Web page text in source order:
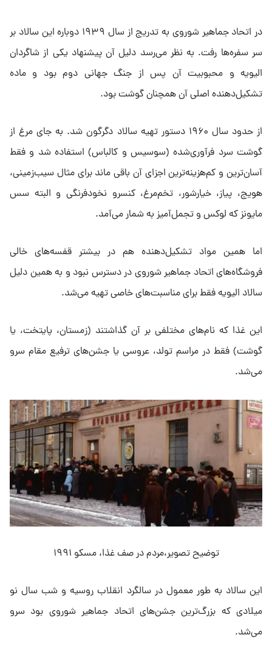
در اتحاد جماهیر شوروی به تدریج از سال ۱۹۳۹ دوباره این سالاد بر
سر سفره‌ها رفت. به نظر می‌رسد دلیل آن پیشنهاد یکی از شاگردان
الیویه و محبوبیت آن پس از جنگ جهانی دوم بود و ماده
تشکیل‌دهنده اصلی آن همچنان گوشت بود.
از حدود سال ۱۹۶۰ دستور تهیه سالاد دگرگون شد. به جای مرغ از
گوشت سرد فرآوری‌شده (سوسیس و کالباس) استفاده شد و فقط
آسان‌ترین و کم‌هزینه‌ترین اجزای آن باقی ماند برای مثال سیب‌زمینی،
هویج، پیاز، خیار‌شور، تخم‌مرغ، کنسرو نخود‌فرنگی و البته سس
مایونز که لوکس و تجمل‌آمیز به شمار می‌‌آمد.
اما همین مواد تشکیل‌دهنده هم در بیشتر قفسه‌های خالی
فروشگاه‌های اتحاد جماهیر شوروی در دسترس نبود و به همین دلیل
سالاد الیویه فقط برای مناسبت‌های خاصی تهیه می‌شد.
این غذا که نام‌های مختلفی بر آن گذاشتند (زمستان، پایتخت، یا
گوشت) فقط در مراسم تولد، عروسی یا جشن‌های ترفیع مقام سرو
می‌شد.
توضیح تصویر،مردم در صف غذا، مسکو ۱۹۹۱
این سالاد به طور معمول در سالگرد انقلاب روسیه و شب سال نو
میلادی که بزرگ‌ترین جشن‌های اتحاد جماهیر شوروی بود سرو
می‌شد.